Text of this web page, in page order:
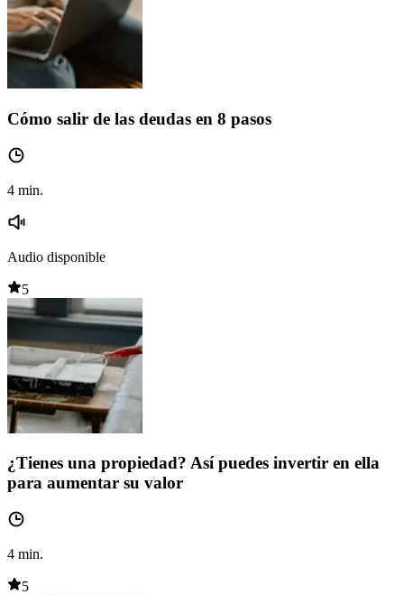
Cómo salir de las deudas en 8 pasos
4 min.
Audio disponible
5
¿Tienes una propiedad? Así puedes invertir en ella
para aumentar su valor
4 min.
5